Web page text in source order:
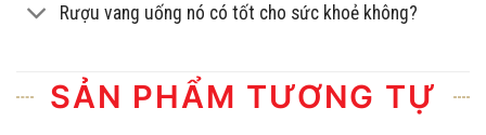
Rượu vang uống nó có tốt cho sức khoẻ không?
SẢN PHẨM TƯƠNG TỰ